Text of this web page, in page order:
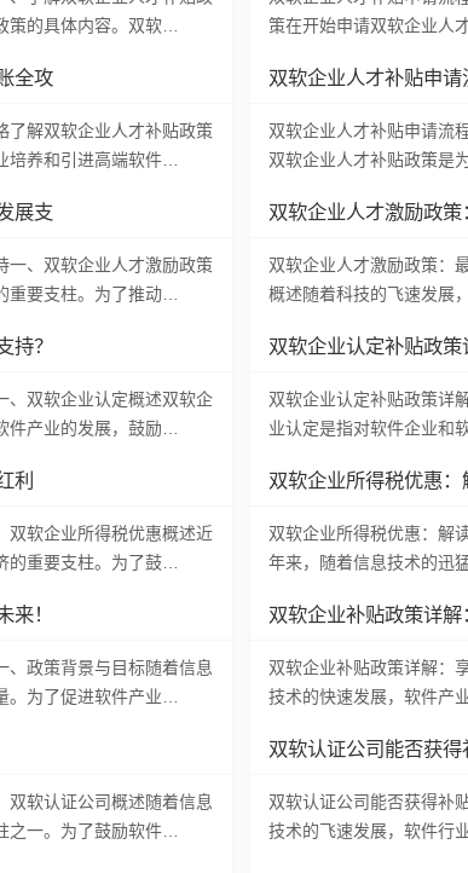
策的具体内容。双软…
全攻
了解双软企业人才补贴政策
培养和引进高端软件…
展支
一、双软企业人才激励政策
重要支柱。为了推动…
持？
、双软企业认定概述双软企
件产业的发展，鼓励…
利
双软企业所得税优惠概述近
的重要支柱。为了鼓…
来！
、政策背景与目标随着信息
。为了促进软件产业…
双软认证公司概述随着信息
之一。为了鼓励软件…
策在开始申请双软企业人
双软企业人才补贴申
双软企业人才补贴申请流
双软企业人才补贴政策是
双软企业人才激励政
双软企业人才激励政策：
概述随着科技的飞速发展
双软企业认定补贴政策
双软企业认定补贴政策详
业认定是指对软件企业和
双软企业所得税优惠
双软企业所得税优惠：解
年来，随着信息技术的迅
双软企业补贴政策详解
双软企业补贴政策详解：
技术的快速发展，软件产
双软认证公司能否获
双软认证公司能否获得补
技术的飞速发展，软件行